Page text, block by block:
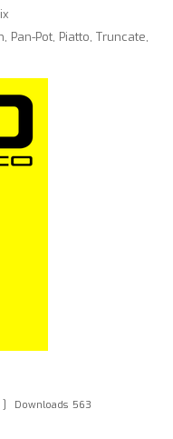
, Pan-Pot, Piatto, Truncate,
Downloads 563